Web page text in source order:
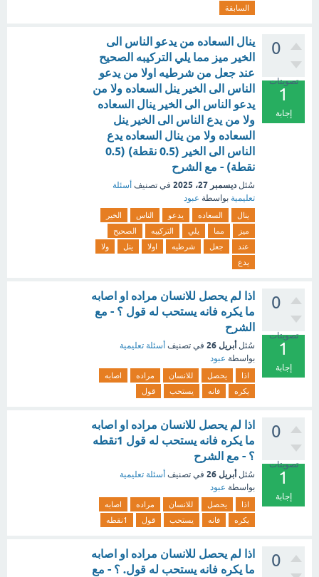
السابقة
0
تصويتات
1
إجابة
ينال السعاده من يدعو الناس الى
الخير ميز مما يلي التركيبه الصحيح
عند جعل من شرطيه اولا من يدعو
الناس الى الخير ينل السعاده ولا من
يدعو الناس الى الخير ينال السعاده
ولا من يدع الناس الى الخير ينل
السعاده ولا من ينال السعاده يدع
الناس الى الخير (0.5 نقطة) (0.5
نقطة) - مع الشرح
سُئل ديسمبر 27، 2025 في تصنيف أسئلة
تعليمية بواسطة عبود
ينال السعاده يدعو الناس
الخير
ميز
مما يلي التركيبه
الصحيح
عند
جعل شرطيه اولا ينل
ولا
يدع
0
تصويتات
1
إجابة
اذا لم يحصل للانسان مراده او اصابه
ما يكره فانه يستحب له قول ؟ - مع
الشرح
سُئل أبريل 26 في تصنيف أسئلة تعليمية
بواسطة عبود
اذا يحصل للانسان مراده
اصابه
يكره
فانه يستحب قول
0
تصويتات
1
إجابة
اذا لم يحصل للانسان مراده او اصابه
ما يكره فانه يستحب له قول 1نقطه
؟ - مع الشرح
سُئل أبريل 26 في تصنيف أسئلة تعليمية
بواسطة عبود
اذا يحصل للانسان مراده
اصابه
يكره
فانه يستحب قول 1نقطه
0
اذا لم يحصل للانسان مراده او اصابه
ما يكره فانه يستحب له قول. ؟ - مع